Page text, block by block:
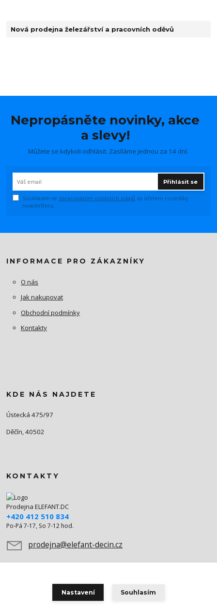
Nová prodejna železářství a pracovních oděvů
Nepropásněte novinky, akce
a slevy!
Můžete se kdykoli odhlásit. Zasíláme jednou za 14 dní.
Přihlásit se
Souhlasím se zpracováním osobních údajů za účelem rozesílky
newsletteru.
INFORMACE PRO ZÁKAZNÍKY
O nás
Jak nakupovat
Obchodní podmínky
Kontakty
KDE NÁS NAJDETE
Ústecká 475/97
Děčín, 40502
KONTAKTY
Prodejna ELEFANT.DC
+420 412 510 834
Po-Pá 7-17, So 7-12 hod.
prodejna@elefant-decin.cz
Nastavení Souhlasím